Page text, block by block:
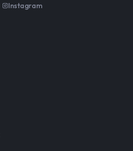
Instagram